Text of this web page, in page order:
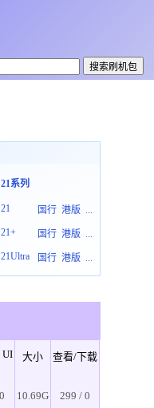
系列
国行 港版 ...
国行 港版 ...
国行 港版 ...
UI 大小 查看/下载
10.69G 299 / 0